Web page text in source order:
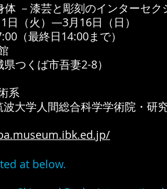
体 －漆芸と彫刻のインターセク
日（火）―3月16日（日）
（最終日14:00まで）
つくば市吾妻2-8）
系
大学人間総合科学学術院・研
at below.